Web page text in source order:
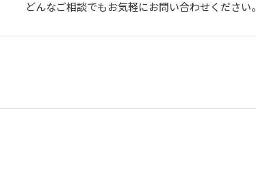
どんなご相談でもお気軽にお問い合わせください。